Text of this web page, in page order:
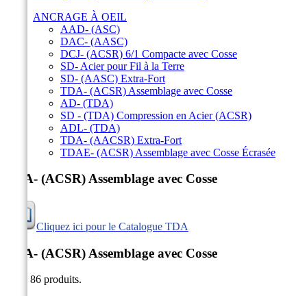
ANCRAGE À OEIL
AAD- (ASC)
DAC- (AASC)
DCJ- (ACSR) 6/1 Compacte avec Cosse
SD- Acier pour Fil à la Terre
SD- (AASC) Extra-Fort
TDA- (ACSR) Assemblage avec Cosse
AD- (TDA)
SD - (TDA) Compression en Acier (ACSR)
ADL- (TDA)
TDA- (AACSR) Extra-Fort
TDAE- (ACSR) Assemblage avec Cosse Écrasée
TDA- (ACSR) Assemblage avec Cosse
Cliquez ici pour le Catalogue TDA
TDA- (ACSR) Assemblage avec Cosse
Il y a 86 produits.